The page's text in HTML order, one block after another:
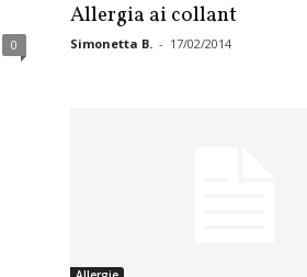
0
Allergia ai collant
Simonetta B. - 17/02/2014